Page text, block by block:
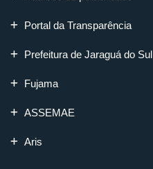
Portal da Transparência
Prefeitura de Jaraguá do Sul
Fujama
ASSEMAE
Aris